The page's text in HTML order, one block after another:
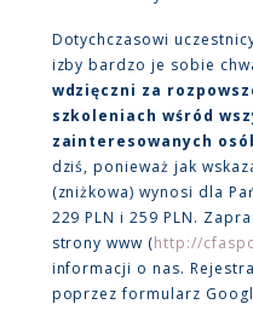
Dotychczasowi
izby bardzo je sobie
wdzięczni za
szkoleniach wśród
zainteresowanych
dziś, ponieważ jak
(zniżkowa) wynosi dla
229 PLN i 259 PLN.
strony www (http://
informacji o nas.
poprzez formularz